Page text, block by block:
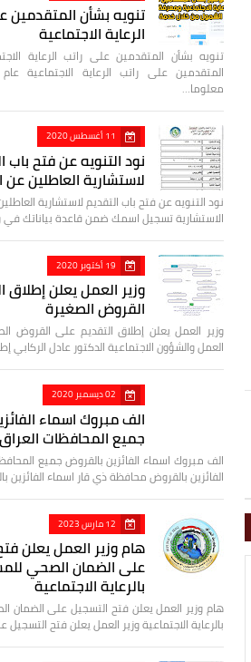
تنويه بشأن المتقدمين
الرعاية الاجتماعية
تنويه بشأن المتقدمين على راتب الرعاية
معلوما…
11 أغسطس 2020
نود التنويه عن فتح باب
لاستشارية العاطلين
نود التنويه عن فتح باب التقديم لاستشارية
الاستشارية تسجيل اسمك ضمن قاعدة بياناتك في
19 أكتوبر 2020
وزير العمل يعلن إطلاق
القروض الصغيرة
وزير العمل يعلن إطلاق التقديم على القروض
العمل والشؤون الاجتماعية الدكتور عادل الركابي
02 ديسمبر 2020
الف مبروك اسماء
جميع المحافظات العراق
الف مبروك اسماء الفائزين بالقروض جميع
الفائزين بالقروض محافظة ذي قار اسماء
12 مارس 2023
هام وزير العمل يعلن
على الضمان الصحي
بالرعاية الاجتماعية
هام وزير العمل يعلن فتح التسجيل على الضمان
بالرعاية الاجتماعية وزير العمل يعلن فتح